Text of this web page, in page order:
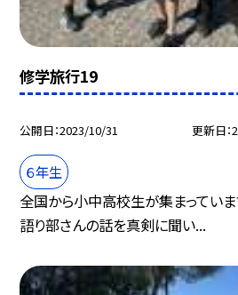
修学旅行19
公開日 2023/10/31 更新日
６年生
全国から小中高校生が集まっていま
語り部さんの話を真剣に聞い...